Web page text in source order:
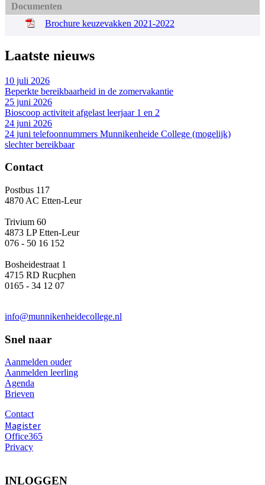
Documenten
Brochure keuzevakken 2021-2022
Laatste nieuws
10 juli 2026
Beperkte bereikbaarheid in de zomervakantie
25 juni 2026
Bioscoop activiteit afgelast leerjaar 1 en 2
24 juni 2026
24 juni telefoonnummers Munnikenheide College (mogelijk)
slechter bereikbaar
Contact
Postbus 117
4870 AC Etten-Leur
Trivium 60
4873 LP Etten-Leur
076 - 50 16 152
Bosheidestraat 1
4715 RD Rucphen
0165 - 34 12 07
info@munnikenheidecollege.nl
Snel naar
Aanmelden ouder
Aanmelden leerling
Agenda
Brieven
Contact
Magister
Office365
Privacy
INLOGGEN